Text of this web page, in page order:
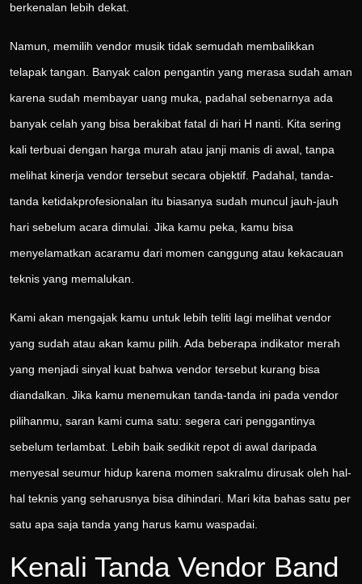
berkenalan lebih dekat.
Namun, memilih vendor musik tidak semudah membalikkan
telapak tangan. Banyak calon pengantin yang merasa sudah aman
karena sudah membayar uang muka, padahal sebenarnya ada
banyak celah yang bisa berakibat fatal di hari H nanti. Kita sering
kali terbuai dengan harga murah atau janji manis di awal, tanpa
melihat kinerja vendor tersebut secara objektif. Padahal, tanda-
tanda ketidakprofesionalan itu biasanya sudah muncul jauh-jauh
hari sebelum acara dimulai. Jika kamu peka, kamu bisa
menyelamatkan acaramu dari momen canggung atau kekacauan
teknis yang memalukan.
Kami akan mengajak kamu untuk lebih teliti lagi melihat vendor
yang sudah atau akan kamu pilih. Ada beberapa indikator merah
yang menjadi sinyal kuat bahwa vendor tersebut kurang bisa
diandalkan. Jika kamu menemukan tanda-tanda ini pada vendor
pilihanmu, saran kami cuma satu: segera cari penggantinya
sebelum terlambat. Lebih baik sedikit repot di awal daripada
menyesal seumur hidup karena momen sakralmu dirusak oleh hal-
hal teknis yang seharusnya bisa dihindari. Mari kita bahas satu per
satu apa saja tanda yang harus kamu waspadai.
Kenali Tanda Vendor Band